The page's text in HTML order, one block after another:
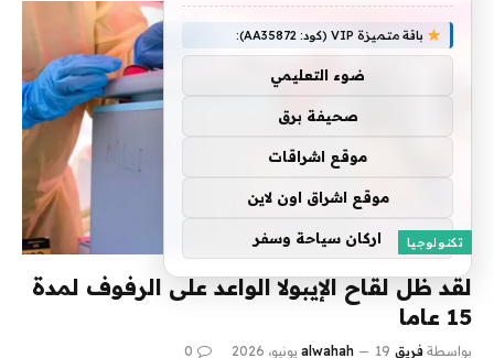
تكنولوجيا
لقد ظل لقاح الإيبولا الواعد على الرفوف لمدة
15 عاما
بواسطة فريق alwahah 19 يونيو، 2026 0
باقة متميزة VIP (كود: AA35872):
ضوء التعليمي
صحيفة برق
موقع اشراقات
موقع اشراق اون لاين
اركان سياحة وسفر